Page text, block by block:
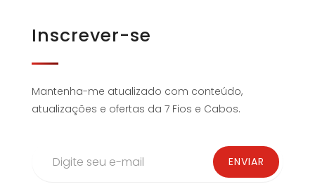
Inscrever-se
Mantenha-me atualizado com conteúdo,
atualizações e ofertas da 7 Fios e Cabos.